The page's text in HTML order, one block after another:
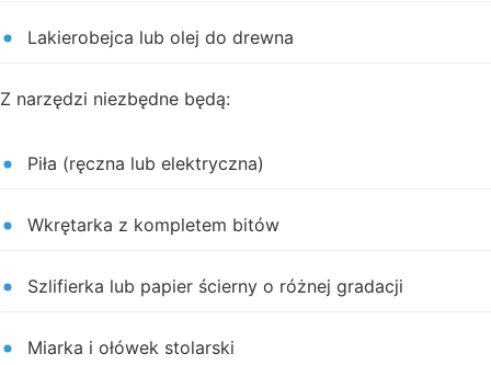
Lakierobejca lub olej do drewna
Z narzędzi niezbędne będą:
Piła (ręczna lub elektryczna)
Wkrętarka z kompletem bitów
Szlifierka lub papier ścierny o różnej gradacji
Miarka i ołówek stolarski